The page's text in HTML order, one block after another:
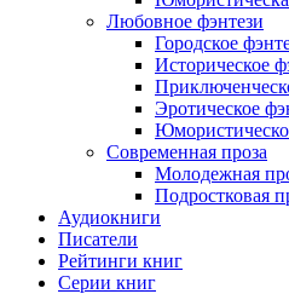
Любовное фэнтези
Городское
Историческое
Эротическое
Современная проза
Молодежная
Подростковая
Аудиокниги
Писатели
Рейтинги книг
Серии книг